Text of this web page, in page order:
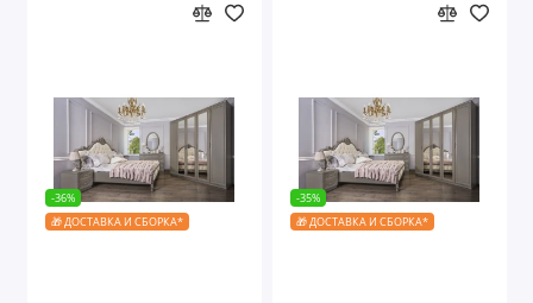
-36%
🎁 ДОСТАВКА И СБОРКА*
-35%
🎁 ДОСТАВКА И СБОРКА*